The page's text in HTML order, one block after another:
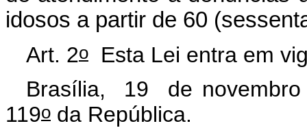
idosos a partir de 60
Art. 2o Esta Lei entra em
Brasília, 19 de novembro
119o da República.